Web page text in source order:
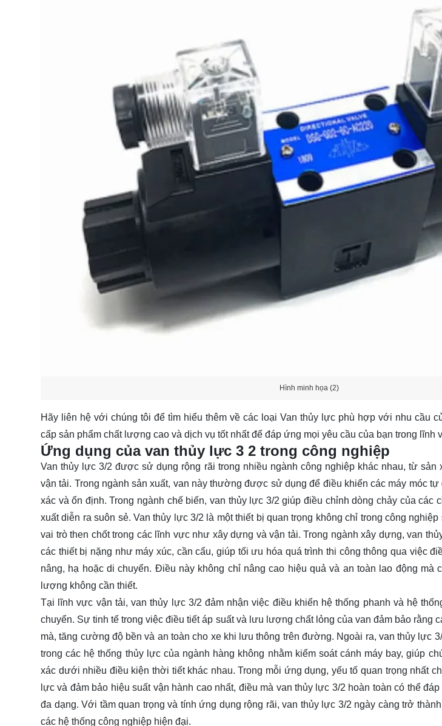
Hình minh họa (2)
Hãy liên hệ với chúng tôi để tìm hiểu thêm về các loại Van thủy lực phù hợp với nhu cầu
cấp sản phẩm chất lượng cao và dịch vụ tốt nhất để đáp ứng mọi yêu cầu của bạn trong lĩnh
Ứng dụng của van thủy lực 3 2 trong công nghiệp
Van thủy lực 3/2 được sử dụng rộng rãi trong nhiều ngành công nghiệp khác nhau, từ sản
vận tải. Trong ngành sản xuất, van này thường được sử dụng để điều khiển các máy móc tự
xác và ổn định. Trong ngành chế biến, van thủy lực 3/2 giúp điều chỉnh dòng chảy của các
xuất diễn ra suôn sẻ. Van thủy lực 3/2 là một thiết bị quan trọng không chỉ trong công
vai trò then chốt trong các lĩnh vực như xây dựng và vận tải. Trong ngành xây dựng, van
các thiết bị nặng như máy xúc, cần cẩu, giúp tối ưu hóa quá trình thi công thông qua việc
nâng, hạ hoặc di chuyển. Điều này không chỉ nâng cao hiệu quả và an toàn lao động mà
lượng không cần thiết.
Tại lĩnh vực vận tải, van thủy lực 3/2 đảm nhận việc điều khiển hệ thống phanh và hệ
chuyển. Sự tinh tế trong việc điều tiết áp suất và lưu lượng chất lỏng của van đảm bảo rằng
mà, tăng cường độ bền và an toàn cho xe khi lưu thông trên đường. Ngoài ra, van thủy lực
trong các hệ thống thủy lực của ngành hàng không nhằm kiểm soát cánh máy bay, giúp
xác dưới nhiều điều kiện thời tiết khác nhau. Trong mỗi ứng dụng, yếu tố quan trọng nhất
lực và đảm bảo hiệu suất vận hành cao nhất, điều mà van thủy lực 3/2 hoàn toàn có thể
đa dạng. Với tầm quan trọng và tính ứng dụng rộng rãi, van thủy lực 3/2 ngày càng trở
các hệ thống công nghiệp hiện đại.